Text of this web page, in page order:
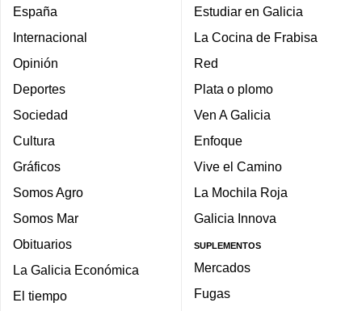
España
Internacional
Opinión
Deportes
Sociedad
Cultura
Gráficos
Somos Agro
Somos Mar
Obituarios
La Galicia Económica
El tiempo
Estudiar en Galicia
La Cocina de Frabisa
Red
Plata o plomo
Ven A Galicia
Enfoque
Vive el Camino
La Mochila Roja
Galicia Innova
SUPLEMENTOS
Mercados
Fugas